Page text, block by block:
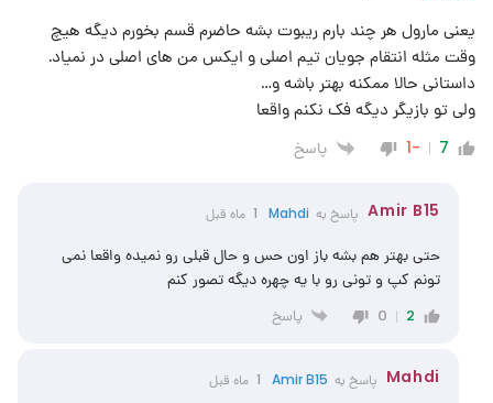
یعنی مارول هر چند بارم ریبوت بشه حاضرم قسم بخورم دیگه هیچ
وقت مثله انتقام جویان تیم اصلی و ایکس من های اصلی در نمیاد.
داستانی حالا ممکنه بهتر باشه و…
ولی تو بازیگر دیگه فک نکنم واقعا
7
-1 پاسخ
Amir B15 پاسخ به Mahdi 1 ماه قبل
حتی بهتر هم بشه باز اون حس و حال قبلی رو نمیده واقعا نمی
تونم کپ و تونی رو با یه چهره دیگه تصور کنم
2
0 پاسخ
Mahdi پاسخ به Amir B15 1 ماه قبل